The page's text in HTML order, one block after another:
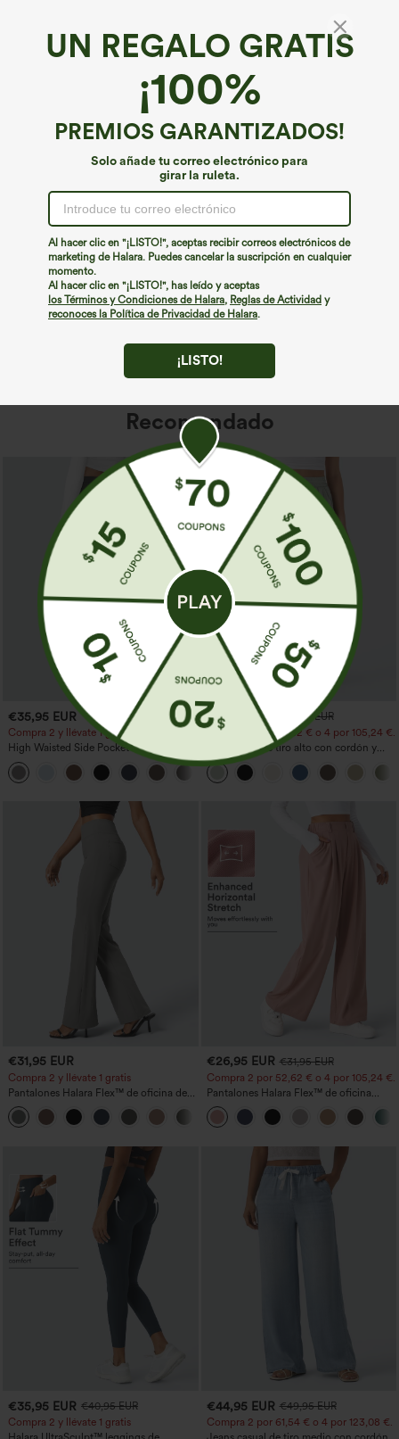
UN REGALO GRATIS
¡100%
PREMIOS GARANTIZADOS!
Solo añade tu correo electrónico para
girar la ruleta.
Al hacer clic en "¡LISTO!", aceptas recibir correos electrónicos de
marketing de Halara. Puedes cancelar la suscripción en cualquier
momento.
Al hacer clic en "¡LISTO!", has leído y aceptas
los Términos y Condiciones de Halara, Reglas de Actividad y
reconoces la Política de Privacidad de Halara.
¡LISTO!
¡Ups!
No podemos encontrar la página que estás buscando.
Seguir comprando
Recomendado
€35,95 EUR
Compra 2 y llévate 1 gratis
High Waisted Side Pocket Straight Leg
Work Pants
€31,95 EUR
€35,95 EUR
Compra 2 por 52,62 € o 4 por 105,24 €.
Pantalones de tiro alto con cordón y
bolsillos, pernera ancha, holgados y de
estilo casual con tacto de lino.
€31,95 EUR
Compra 2 y llévate 1 gratis
Pantalones Halara Flex™ de oficina de
tiro alto ligeramente acampanados con
bolsillos
+13
€26,95 EUR €31,95 EUR
Compra 2 por 52,62 € o 4 por 105,24 €.
Pantalones Halara Flex™ de oficina
anchos plisados de tiro alto con bolsillos
en tela tipo gofre
€35,95 EUR €40,95 EUR
Compra 2 y llévate 1 gratis
€44,95 EUR €49,95 EUR
Compra 2 por 61,54 € o 4 por 123,08 €.